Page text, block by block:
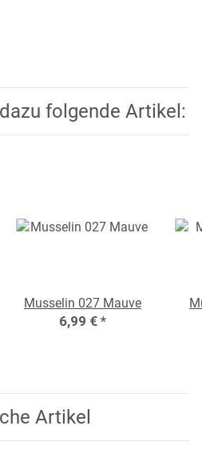
folgende Artikel:
Musselin 027 Mauve
6,99 € *
Artikel